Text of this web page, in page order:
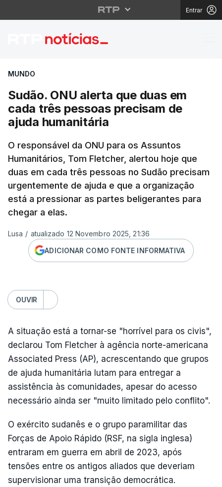
Entrar
Sudão. ONU alerta
MUNDO
Sudão. ONU alerta que duas em
cada três pessoas precisam de
ajuda humanitária
O responsável da ONU para os Assuntos
Humanitários, Tom Fletcher, alertou hoje que
duas em cada três pessoas no Sudão precisam
urgentemente de ajuda e que a organização
está a pressionar as partes beligerantes para
chegar a elas.
Lusa / atualizado 12 Novembro 2025, 21:36
ADICIONAR COMO FONTE INFORMATIVA
OUVIR
A situação está a tornar-se "horrível para os civis",
declarou Tom Fletcher à agência norte-americana
Associated Press (AP), acrescentando que grupos
de ajuda humanitária lutam para entregar a
assistência às comunidades, apesar do acesso
necessário ainda ser "muito limitado pelo conflito".
O exército sudanês e o grupo paramilitar das
Forças de Apoio Rápido (RSF, na sigla inglesa)
entraram em guerra em abril de 2023, após
tensões entre os antigos aliados que deveriam
supervisionar uma transição democrática.